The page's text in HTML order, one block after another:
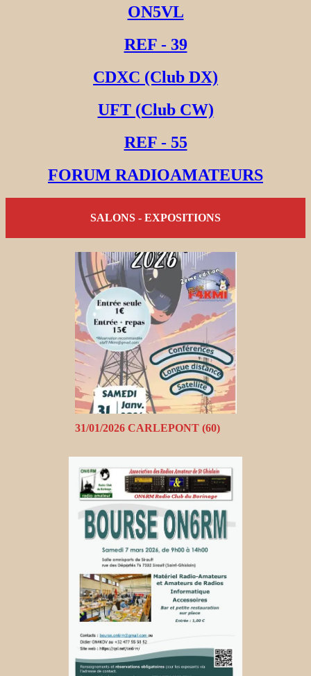
ON5VL
REF - 39
CDXC (Club DX)
UFT (Club CW)
REF - 55
FORUM RADIOAMATEURS
SALONS - EXPOSITIONS
31/01/2026 CARLEPONT (60)